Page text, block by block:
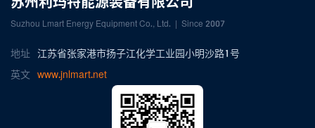
Suzhou Lmart Energy Equipment Co., Ltd. | Since 2007
地址 江苏省张家港市扬子江化学工业园小明沙路1号
英文 www.jnlmart.net